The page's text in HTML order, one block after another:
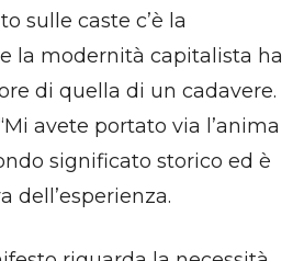
sulle caste c’è la
la modernità capitalista ha
di quella di un cadavere.
avete portato via l’anima
significato storico ed è
dell’esperienza.